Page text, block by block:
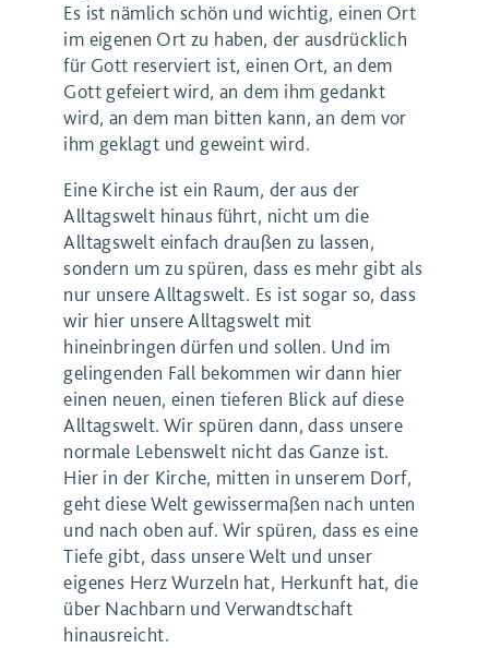
Es ist nämlich schön und wichtig, einen Ort
im eigenen Ort zu haben, der ausdrücklich
für Gott reserviert ist, einen Ort, an dem
Gott gefeiert wird, an dem ihm gedankt
wird, an dem man bitten kann, an dem vor
ihm geklagt und geweint wird.
Eine Kirche ist ein Raum, der aus der
Alltagswelt hinaus führt, nicht um die
Alltagswelt einfach draußen zu lassen,
sondern um zu spüren, dass es mehr gibt als
nur unsere Alltagswelt. Es ist sogar so, dass
wir hier unsere Alltagswelt mit
hineinbringen dürfen und sollen. Und im
gelingenden Fall bekommen wir dann hier
einen neuen, einen tieferen Blick auf diese
Alltagswelt. Wir spüren dann, dass unsere
normale Lebenswelt nicht das Ganze ist.
Hier in der Kirche, mitten in unserem Dorf,
geht diese Welt gewissermaßen nach unten
und nach oben auf. Wir spüren, dass es eine
Tiefe gibt, dass unsere Welt und unser
eigenes Herz Wurzeln hat, Herkunft hat, die
über Nachbarn und Verwandtschaft
hinausreicht.